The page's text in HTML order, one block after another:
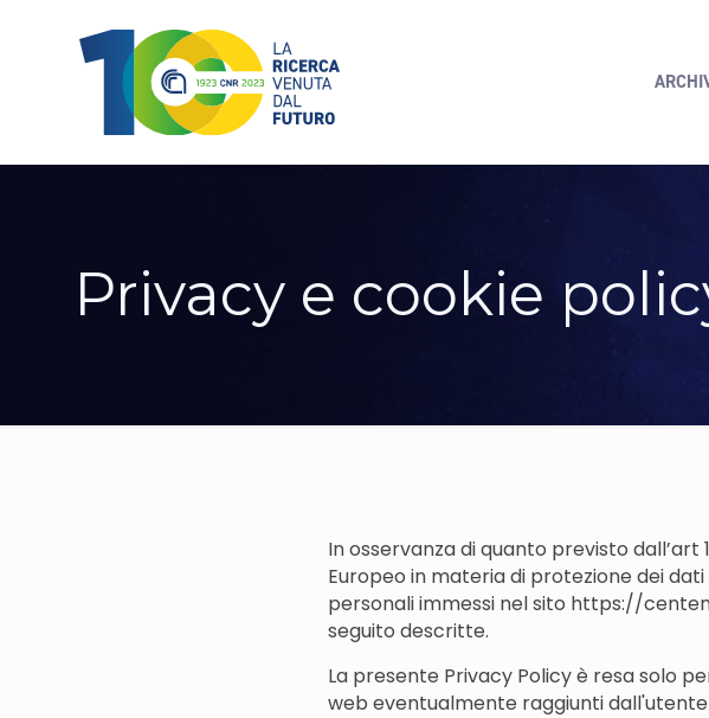
Privacy e cookie
In osservanza di quanto previsto
Europeo in materia di protezione dei
personali immessi nel sito https://
seguito descritte.
La presente Privacy Policy è resa solo
web eventualmente raggiunti